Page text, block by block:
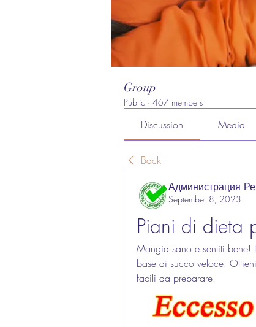
Group
Public · 467 members
Discussion Media
Back
Администрация
September 8, 2023
Piani di dieta
Mangia sano e sentiti
base di succo veloce.
facili da preparare.